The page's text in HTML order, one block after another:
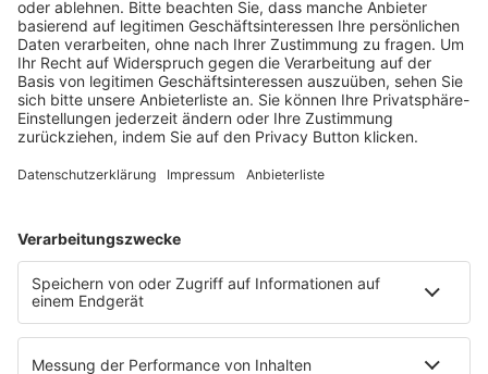
Ein Fachbereich der
dfv Mediengruppe
Mainzer Landstr. 251
60326 Frankfurt am Main
E-Mail:info@ruw.de
Web:https://www.ruw.de
AGB
Datenschutzerklärung
Genderhinweis
Cookie-Einstellungen